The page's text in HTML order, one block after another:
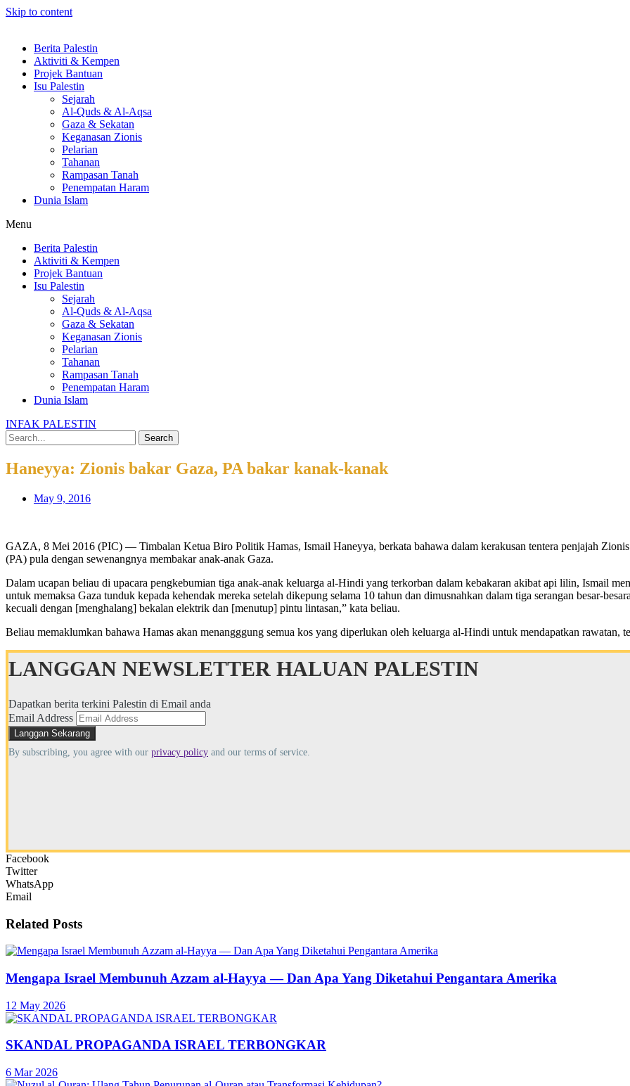
Skip to content
Berita Palestin
Aktiviti & Kempen
Projek Bantuan
Isu Palestin
Sejarah
Al-Quds & Al-Aqsa
Gaza & Sekatan
Keganasan Zionis
Pelarian
Tahanan
Rampasan Tanah
Penempatan Haram
Dunia Islam
Menu
Berita Palestin
Aktiviti & Kempen
Projek Bantuan
Isu Palestin
Sejarah
Al-Quds & Al-Aqsa
Gaza & Sekatan
Keganasan Zionis
Pelarian
Tahanan
Rampasan Tanah
Penempatan Haram
Dunia Islam
INFAK PALESTIN
Search
Haneyya: Zionis bakar Gaza, PA bakar kanak-kanak
May 9, 2016
GAZA, 8 Mei 2016 (PIC) — Timbalan Ketua Biro Politik Hamas, Ismail Haneyya, berkata bahawa dalam kerakusan tentera penjajah
(PA) pula dengan sewenangnya membakar anak-anak Gaza.
Dalam ucapan beliau di upacara pengkebumian tiga anak-anak keluarga al-Hindi yang terkorban dalam kebakaran akibat api lilin, Ismail
untuk memaksa Gaza tunduk kepada kehendak mereka setelah dikepung selama 10 tahun dan dimusnahkan dalam tiga serangan besar-
kecuali dengan [menghalang] bekalan elektrik dan [menutup] pintu lintasan,” kata beliau.
Beliau memaklumkan bahawa Hamas akan menangggung semua kos yang diperlukan oleh keluarga al-Hindi untuk mendapatkan rawatan,
LANGGAN NEWSLETTER HALUAN PALESTIN
Dapatkan berita terkini Palestin di Email anda
Email Address
By subscribing, you agree with our privacy policy and our terms of service.
Facebook
Twitter
WhatsApp
Email
Related Posts
Mengapa Israel Membunuh Azzam al-Hayya — Dan Apa Yang Diketahui Pengantara Amerika
12 May 2026
SKANDAL PROPAGANDA ISRAEL TERBONGKAR
6 Mar 2026